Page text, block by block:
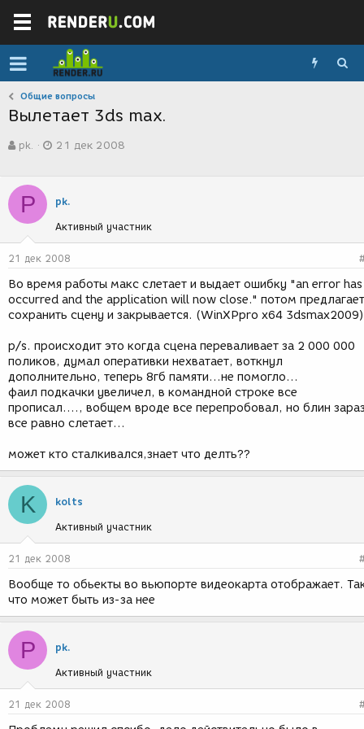
Общие вопросы
Вылетает 3ds max.
в
р
е
ы
pk.
а
о
з
а
и
я
21 дек 2008
P pk.
Активный участник
21 дек 2008
Во время работы макс слетает и выдает ошибку "an error has
occurred and the application will now close." потом предлагает
сохранить сцену и закрывается. (WinXPpro x64 3dsmax2009)
p/s. происходит это когда сцена переваливает за 2 000 000
поликов, думал оперативки нехватает, воткнул
дополнительно, теперь 8гб памяти...не помогло...
фаил подкачки увеличел, в командной строке все
прописал...., вобщем вроде все перепробовал, но блин
все равно слетает...
может кто сталкивался,знает что делть??
K kolts
Активный участник
21 дек 2008
Вообще то обьекты во вьюпорте видеокарта отображает.
что может быть из-за нее
P pk.
Активный участник
21 дек 2008